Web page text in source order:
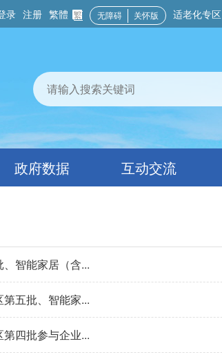
录 注册 繁體 无障碍 关怀版 适老化专区
政府数据 互动交流
智能家居（含...
五批、智能家...
四批参与企业...